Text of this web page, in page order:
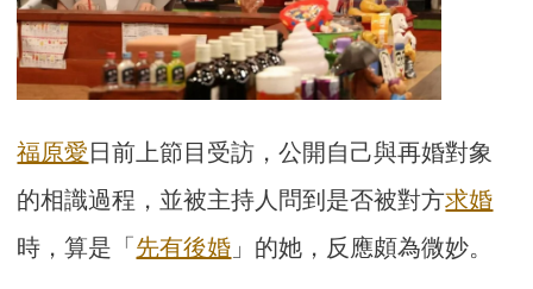
福原愛 日前上節目受訪，公開自己與再婚對象
的相識過程，並被主持人問到是否被對方求婚
時，算是「 先有後婚 」的她，反應頗為微妙。